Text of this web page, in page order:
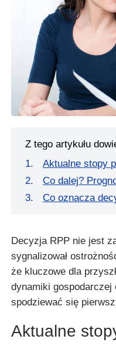
Z tego artykułu
Aktualne stopy
Co dalej?
Co oznacza
Decyzja RPP nie jest
sygnalizował
że kluczowe dla
dynamiki
spodziewać się
Aktualne